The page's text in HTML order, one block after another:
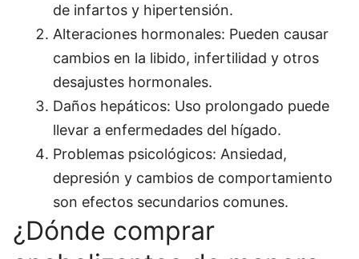
de infartos y hipertensión.
Alteraciones hormonales: Pueden causar
cambios en la libido, infertilidad y otros
desajustes hormonales.
Daños hepáticos: Uso prolongado puede
llevar a enfermedades del hígado.
Problemas psicológicos: Ansiedad,
depresión y cambios de comportamiento
son efectos secundarios comunes.
¿Dónde comprar